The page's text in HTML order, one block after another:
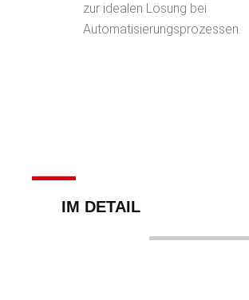
zur idealen Lösung bei
Automatisierungsprozessen.
IM DETAIL